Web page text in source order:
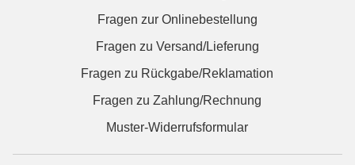
Fragen zur Onlinebestellung
Fragen zu Versand/Lieferung
Fragen zu Rückgabe/Reklamation
Fragen zu Zahlung/Rechnung
Muster-Widerrufsformular